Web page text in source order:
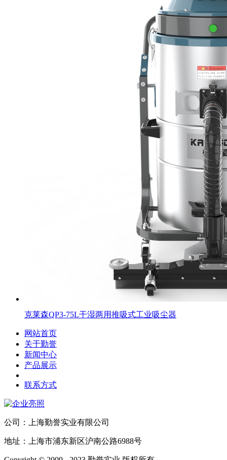
克莱森QP3-75L干湿两用推吸式工业吸尘器
网站首页
关于勤誉
新闻中心
产品展示
联系方式
公司：上海勤誉实业有限公司
地址：上海市浦东新区沪南公路6988号